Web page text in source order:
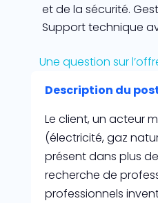
et de la sécurité.
Support technique
Une question sur
Description du
Le client, un acteur
(électricité, gaz
présent dans plus
recherche de
professionnels